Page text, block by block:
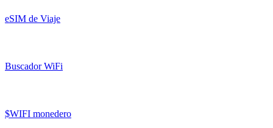
eSIM de Viaje
Buscador WiFi
$WIFI monedero